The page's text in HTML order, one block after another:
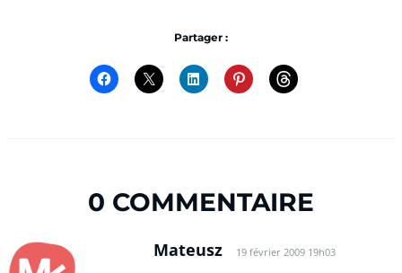
Partager :
0 COMMENTAIRE
Mateusz 19 février 2009 19h03